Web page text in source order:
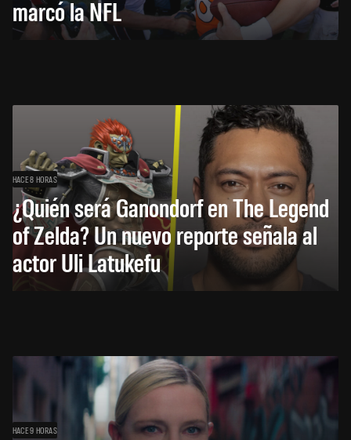
marcó la NFL
HACE 8 HORAS
¿Quién será Ganondorf en The Legend
of Zelda? Un nuevo reporte señala al
actor Uli Latukefu
HACE 9 HORAS